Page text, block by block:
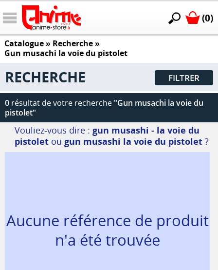
(0)
Catalogue» Recherche »
Gun musachi la voie du pistolet
RECHERCHE FILTRER
0 résultat de votre recherche "Gun musachi la voie du
pistolet"
Vouliez-vous dire : gun musashi - la voie du
pistolet ou gun musashi la voie du pistolet ?
Aucune référence de produit
n'a été trouvée